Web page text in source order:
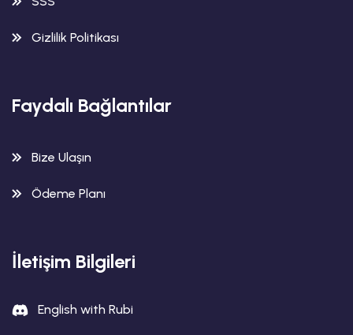
Gizlilik Politikası
Faydalı Bağlantılar
Bize Ulaşın
Ödeme Planı
İletişim Bilgileri
English with Rubi